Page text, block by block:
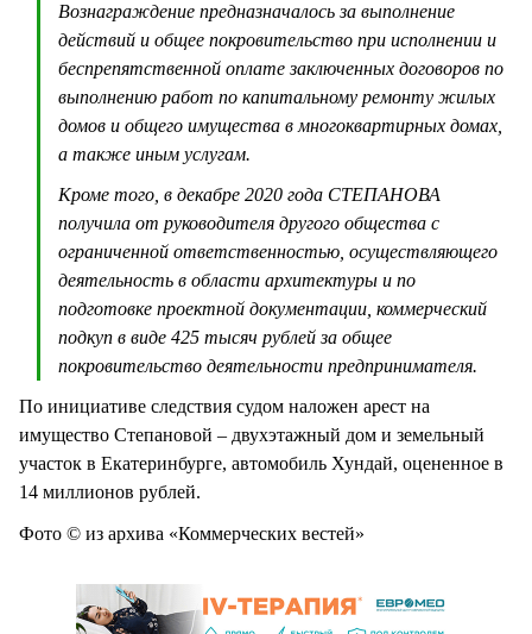
Вознаграждение предназначалось за выполнение
действий и общее покровительство при исполнении и
беспрепятственной оплате заключенных договоров по
выполнению работ по капитальному ремонту жилых
домов и общего имущества в многоквартирных домах,
а также иным услугам.
Кроме того, в декабре 2020 года СТЕПАНОВА
получила от руководителя другого общества с
ограниченной ответственностью, осуществляющего
деятельность в области архитектуры и по
подготовке проектной документации, коммерческий
подкуп в виде 425 тысяч рублей за общее
покровительство деятельности предпринимателя.
По инициативе следствия судом наложен арест на
имущество Степановой – двухэтажный дом и земельный
участок в Екатеринбурге, автомобиль Хундай, оцененное в
14 миллионов рублей.
Фото © из архива «Коммерческих вестей»